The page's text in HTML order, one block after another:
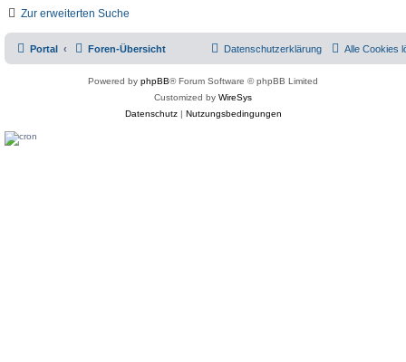
Zur erweiterten Suche
Portal Foren-Übersicht Alle Cookies
Datenschutzerklärung
Powered by phpBB® Forum Software © phpBB Limited
Customized by WireSys
Datenschutz| Nutzungsbedingungen